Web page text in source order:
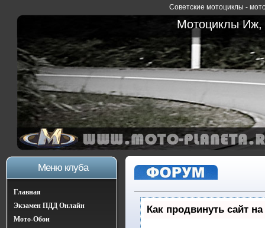
Советские мотоциклы -
Мотоциклы Иж,
Меню клуба
Главная
Экзамен ПДД Онлайн
Мото-Обои
Как продвинуть сайт